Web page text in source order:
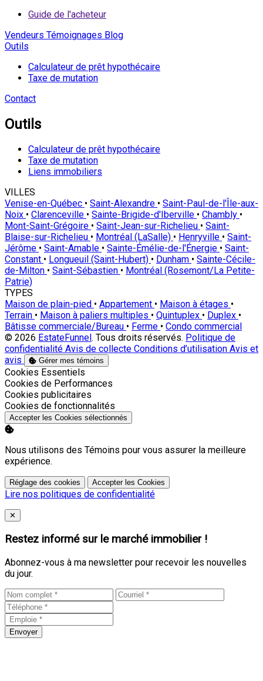
Guide de l'acheteur
Vendeurs Témoignages Blog
Outils
Calculateur de prêt hypothécaire
Taxe de mutation
Contact
Outils
Calculateur de prêt hypothécaire
Taxe de mutation
Liens immobiliers
VILLES
Venise-en-Québec • Saint-Alexandre • Saint-Paul-de-l'Île-aux-
Noix • Clarenceville • Sainte-Brigide-d'Iberville • Chambly •
Mont-Saint-Grégoire • Saint-Jean-sur-Richelieu • Saint-
Blaise-sur-Richelieu • Montréal (LaSalle) • Henryville • Saint-
Jérôme • Saint-Amable • Sainte-Émélie-de-l'Énergie • Saint-
Constant • Longueuil (Saint-Hubert) • Dunham • Sainte-Cécile-
de-Milton • Saint-Sébastien • Montréal (Rosemont/La Petite-
Patrie)
TYPES
Maison de plain-pied • Appartement • Maison à étages •
Terrain • Maison à paliers multiples • Quintuplex • Duplex •
Bâtisse commerciale/Bureau • Ferme • Condo commercial
© 2026 EstateFunnel . Tous droits réservés. Politique de
confidentialité Avis de collecte Conditions d’utilisation Avis et
avis
Gérer mes témoins
Activer
Cookies Essentiels
Activer
Cookies de Performances
Activer
Cookies publicitaires
Activer
Cookies de fonctionnalités
Accepter les Cookies sélectionnés
Nous utilisons des Témoins pour vous assurer la meilleure
expérience.
Réglage des cookies Accepter les Cookies
Lire nos politiques de confidentialité
Close
✕
Restez informé sur le marché immobilier !
Abonnez-vous à ma newsletter pour recevoir les nouvelles
du jour.
Envoyer